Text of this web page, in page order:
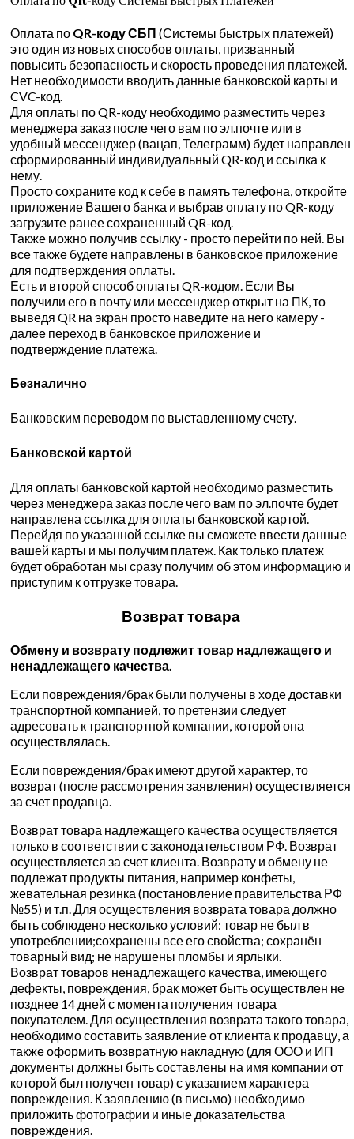
Оплата по QR-коду СБП (Системы быстрых платежей)
это один из новых способов оплаты, призванный
повысить безопасность и скорость проведения платежей.
Нет необходимости вводить данные банковской карты и
CVC-код.
Для оплаты по QR-коду необходимо разместить через
менеджера заказ после чего вам по эл.почте или в
удобный мессенджер (вацап, Телеграмм) будет направлен
сформированный индивидуальный QR-код и ссылка к
нему.
Просто сохраните код к себе в память телефона, откройте
приложение Вашего банка и выбрав оплату по QR-коду
загрузите ранее сохраненный QR-код.
Также можно получив ссылку - просто перейти по ней. Вы
все также будете направлены в банковское приложение
для подтверждения оплаты.
Есть и второй способ оплаты QR-кодом. Если Вы
получили его в почту или мессенджер открыт на ПК, то
выведя QR на экран просто наведите на него камеру -
далее переход в банковское приложение и
подтверждение платежа.
Безналично
Банковским переводом по выставленному счету.
Банковской картой
Для оплаты банковской картой необходимо разместить
через менеджера заказ после чего вам по эл.почте будет
направлена ссылка для оплаты банковской картой.
Перейдя по указанной ссылке вы сможете ввести данные
вашей карты и мы получим платеж. Как только платеж
будет обработан мы сразу получим об этом информацию и
приступим к отгрузке товара.
Возврат товара
Обмену и возврату подлежит товар надлежащего и
ненадлежащего качества.
Если повреждения/брак были получены в ходе доставки
транспортной компанией, то претензии следует
адресовать к транспортной компании, которой она
осуществлялась.
Если повреждения/брак имеют другой характер, то
возврат (после рассмотрения заявления) осуществляется
за счет продавца.
Возврат товара надлежащего качества осуществляется
только в соответствии с законодательством РФ. Возврат
осуществляется за счет клиента. Возврату и обмену не
подлежат продукты питания, например конфеты,
жевательная резинка (постановление правительства РФ
№55) и т.п. Для осуществления возврата товара должно
быть соблюдено несколько условий: товар не был в
употреблении;сохранены все его свойства; сохранён
товарный вид; не нарушены пломбы и ярлыки.
Возврат товаров ненадлежащего качества, имеющего
дефекты, повреждения, брак может быть осуществлен не
позднее 14 дней с момента получения товара
покупателем. Для осуществления возврата такого товара,
необходимо составить заявление от клиента к продавцу, а
также оформить возвратную накладную (для ООО и ИП
документы должны быть составлены на имя компании от
которой был получен товар) с указанием характера
повреждения. К заявлению (в письмо) необходимо
приложить фотографии и иные доказательства
повреждения.